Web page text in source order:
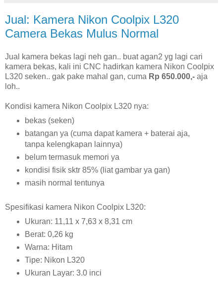
Jual: Kamera Nikon Coolpix L320
Camera Bekas Mulus Normal
Jual kamera bekas lagi neh gan.. buat agan2 yg lagi cari
kamera bekas, kali ini CNC hadirkan kamera Nikon Coolpix
L320 seken.. gak pake mahal gan, cuma Rp 650.000,- aja
loh..
Kondisi kamera Nikon Coolpix L320 nya:
bekas (seken)
batangan ya (cuma dapat kamera + baterai aja,
tanpa kelengkapan lainnya)
belum termasuk memori ya
kondisi fisik sktr 85% (liat gambar ya gan)
masih normal tentunya
Spesifikasi kamera Nikon Coolpix L320:
Ukuran: 11,11 x 7,63 x 8,31 cm
Berat: 0,26 kg
Warna: Hitam
Tipe: Nikon L320
Ukuran Layar: 3.0 inci